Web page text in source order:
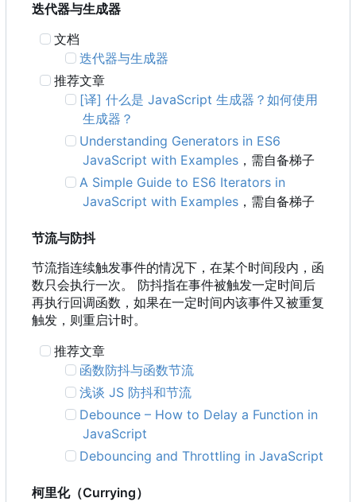
迭代器与生成器
文档
迭代器与生成器
推荐文章
[译] 什么是 JavaScript 生成器？如何使用
生成器？
Understanding Generators in ES6
JavaScript with Examples ，需自备梯子
A Simple Guide to ES6 Iterators in
JavaScript with Examples ，需自备梯子
节流与防抖
节流指连续触发事件的情况下，在某个时间段内，函
数只会执行一次。 防抖指在事件被触发一定时间后
再执行回调函数，如果在一定时间内该事件又被重复
触发，则重启计时。
推荐文章
函数防抖与函数节流
浅谈 JS 防抖和节流
Debounce– How to Delay a Function in
JavaScript
Debouncing and Throttling in JavaScript
柯里化（Currying）